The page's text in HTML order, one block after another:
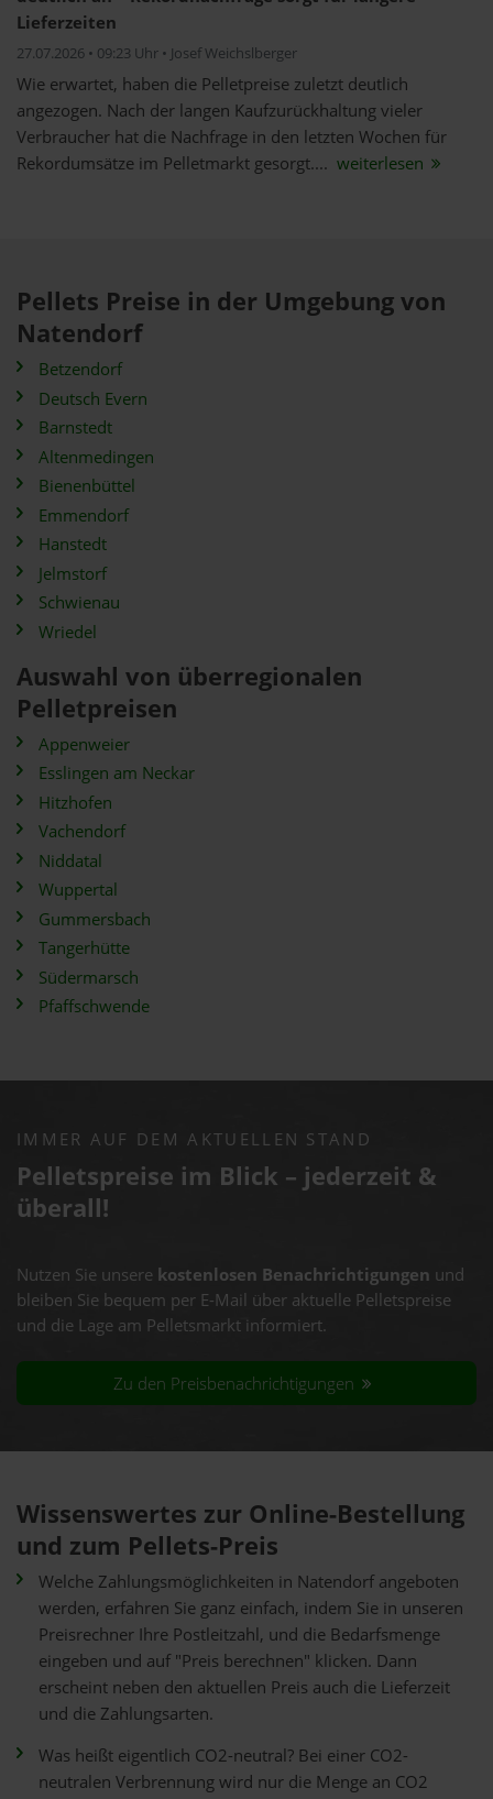
Lieferzeiten
27.07.2026 • 09:23 Uhr • Josef Weichslberger
Wie erwartet, haben die Pelletpreise zuletzt deutlich
angezogen. Nach der langen Kaufzurückhaltung vieler
Verbraucher hat die Nachfrage in den letzten Wochen für
Rekordumsätze im Pelletmarkt gesorgt.... weiterlesen
Pellets Preise in der Umgebung von
Natendorf
Betzendorf
Deutsch Evern
Barnstedt
Altenmedingen
Bienenbüttel
Emmendorf
Hanstedt
Jelmstorf
Schwienau
Wriedel
Auswahl von überregionalen
Pelletpreisen
Appenweier
Esslingen am Neckar
Hitzhofen
Vachendorf
Niddatal
Wuppertal
Gummersbach
Tangerhütte
Südermarsch
Pfaffschwende
IMMER AUF DEM AKTUELLEN STAND
Pelletspreise im Blick – jederzeit &
überall!
Nutzen Sie unsere kostenlosen Benachrichtigungen und
bleiben Sie bequem per E-Mail über aktuelle Pelletspreise
und die Lage am Pelletsmarkt informiert.
Zu den Preisbenachrichtigungen
Wissenswertes zur Online-Bestellung
und zum Pellets-Preis
Welche Zahlungsmöglichkeiten in Natendorf angeboten
werden, erfahren Sie ganz einfach, indem Sie in unseren
Preisrechner Ihre Postleitzahl, und die Bedarfsmenge
eingeben und auf "Preis berechnen" klicken. Dann
erscheint neben den aktuellen Preis auch die Lieferzeit
und die Zahlungsarten.
Was heißt eigentlich CO2-neutral? Bei einer CO2-
neutralen Verbrennung wird nur die Menge an CO2